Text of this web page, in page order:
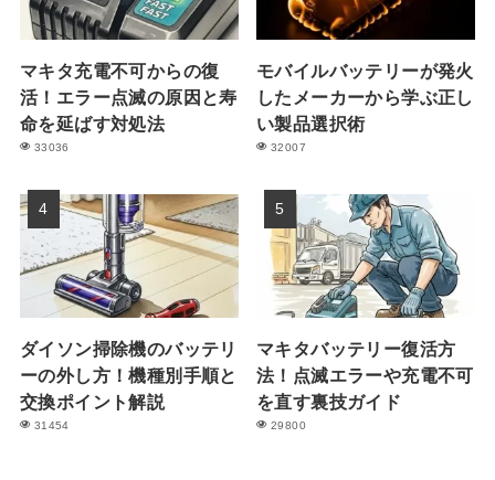
マキタ充電不可からの復
活！エラー点滅の原因と寿
命を延ばす対処法
33036
モバイルバッテリーが発火
したメーカーから学ぶ正し
い製品選択術
32007
ダイソン掃除機のバッテリ
ーの外し方！機種別手順と
交換ポイント解説
31454
マキタバッテリー復活方
法！点滅エラーや充電不可
を直す裏技ガイド
29800